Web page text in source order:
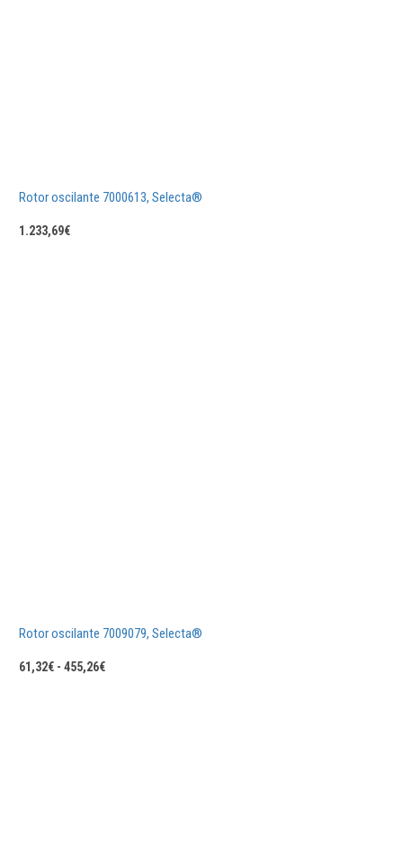
Rotor oscilante 7000613, Selecta®
1.233,69€
Rotor oscilante 7009079, Selecta®
61,32€ - 455,26€Rango